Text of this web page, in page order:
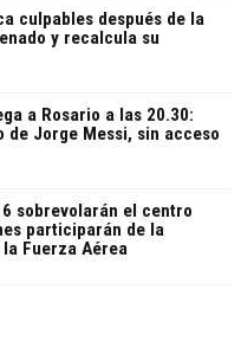
culpables después de la
y recalcula su
a Rosario a las 20.30:
de Jorge Messi, sin acceso
sobrevolarán el centro
participarán de la
Fuerza Aérea